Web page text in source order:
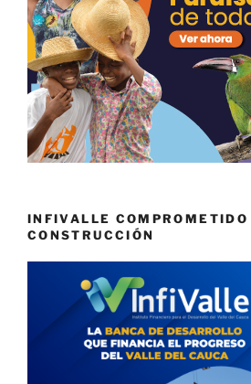
INFIVALLE COMPROMETIDO
CONSTRUCCIÓN